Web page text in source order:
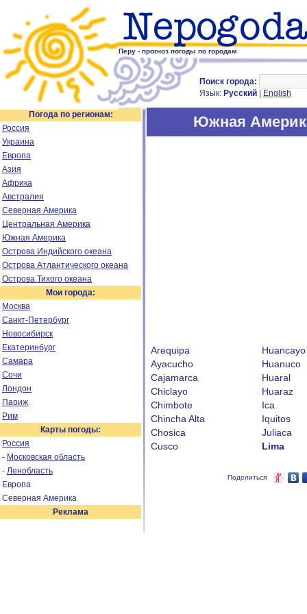
Перу - прогноз погоды по городам
Поиск города:
Язык: Русский English
Погода по регионам:
Россия
Украина
Европа
Азия
Африка
Австралия
Северная Америка
Центральная Америка
Южная Америка
Острова Индийского океана
Острова Атлантического океана
Острова Тихого океана
Мои города:
Москва
Санкт-Петербург
Новосибирск
Екатеринбург
Самара
Сочи
Лондон
Париж
Рим
Карты погоды:
Россия
- Московская область
- Ленобласть
Европа
Северная Америка
Реклама
Южная
Arequipa
Ayacucho
Cajamarca
Chiclayo
Chimbote
Chincha Alta
Chosica
Cusco
Huancayo
Huanuco
Huaral
Huaraz
Ica
Iquitos
Juliaca
Lima
Поделиться